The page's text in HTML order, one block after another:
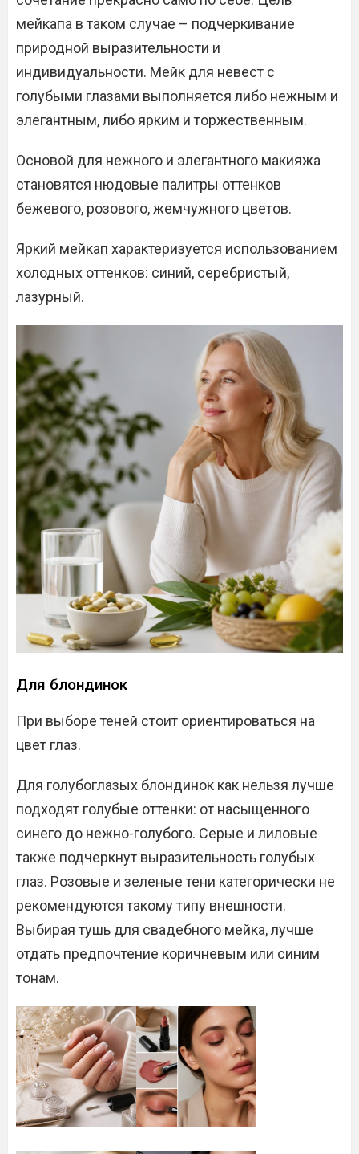
мейкапа в таком случае – подчеркивание
природной выразительности и
индивидуальности. Мейк для невест с
голубыми глазами выполняется либо нежным и
элегантным, либо ярким и торжественным.
Основой для нежного и элегантного макияжа
становятся нюдовые палитры оттенков
бежевого, розового, жемчужного цветов.
Яркий мейкап характеризуется использованием
холодных оттенков: синий, серебристый,
лазурный.
Для блондинок
При выборе теней стоит ориентироваться на
цвет глаз.
Для голубоглазых блондинок как нельзя лучше
подходят голубые оттенки: от насыщенного
синего до нежно-голубого. Серые и лиловые
также подчеркнут выразительность голубых
глаз. Розовые и зеленые тени категорически не
рекомендуются такому типу внешности.
Выбирая тушь для свадебного мейка, лучше
отдать предпочтение коричневым или синим
тонам.